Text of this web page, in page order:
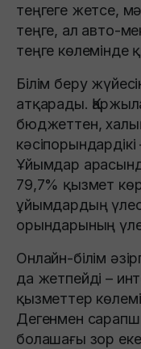
теңгеге жетсе,
теңге, ал авто-
теңге көлемінде
Білім беру
атқарады.
бюджеттен,
Ұйымдар
79,7% қызмет
ұйымдардың
орындарының
Онлайн-білім
да жетпейді –
қызметтер
Дегенмен
болашағы зор